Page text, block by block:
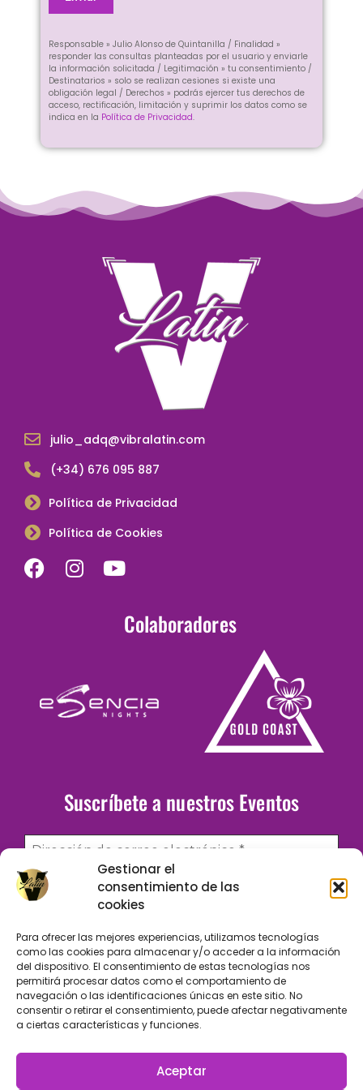
Gestionar el
consentimiento de las
cookies
Para ofrecer las mejores experiencias, utilizamos tecnologías
como las cookies para almacenar y/o acceder a la información
del dispositivo. El consentimiento de estas tecnologías nos
permitirá procesar datos como el comportamiento de
navegación o las identificaciones únicas en este sitio. No
consentir o retirar el consentimiento, puede afectar negativamente
a ciertas características y funciones.
Aceptar
m
o
v
a
c
í
.
Responsable » Julio Alonso de Quintanilla / Finalidad »
responder las consultas planteadas por el usuario y enviarle
la información solicitada / Legitimación » tu consentimiento /
Destinatarios » solo se realizan cesiones si existe una
obligación legal / Derechos » podrás ejercer tus derechos de
acceso, rectificación, limitación y suprimir los datos como se
indica en la Política de Privacidad.
julio_adq@vibralatin.com
(+34) 676 095 887
Política de Privacidad
Política de Cookies
Colaboradores
Suscríbete a nuestros Eventos
He leído y acepto laPolítica de Privacidad
Responsable. Julio Alonso de Quintanilla / Finalidad. Enviarte información
de nuestros eventos / Legitimación. Tu consentimiento / Destinatarios.
Solo se realizan cesiones si existe una obligación legal / Derechos. Podrás
ejercer tus derechos de acceso, rectificación, limitación y suprimir los